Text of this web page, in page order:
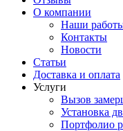
О компании
Наши
Контакты
Новости
Статьи
Доставка и оплата
Услуги
Вызов
Установка
Портфолио